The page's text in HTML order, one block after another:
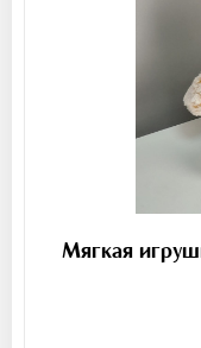
Мягкая